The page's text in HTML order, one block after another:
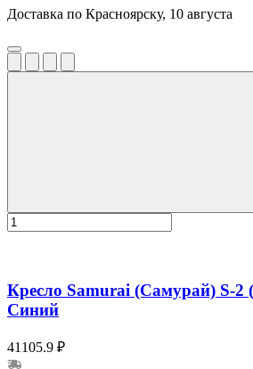
Доставка по Красноярску, 10 августа
Кресло Samurai (Самурай) S-2
Синий
41105.9 ₽